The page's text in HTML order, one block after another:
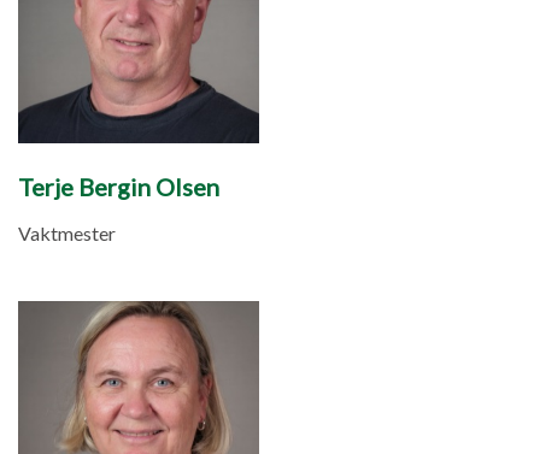
Terje Bergin Olsen
Vaktmester